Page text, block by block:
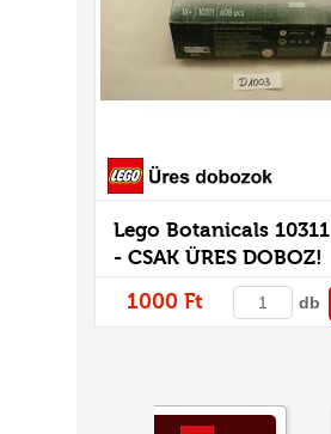
Lego Botanicals 10311
- CSAK ÜRES DOBOZ!
1000 Ft db